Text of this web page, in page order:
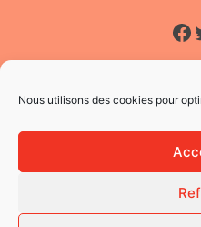
Nous utilisons des cookies pour
© 2026